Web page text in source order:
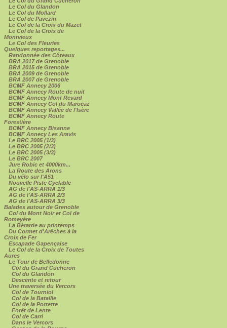
Le Col du Glandon
Le Col du Mollard
Le Col de Pavezin
Le Col de la Croix du Mazet
Le Col de la Croix de
Montvieux
Le Col des Fleuries
Quelques reportages...
Randonnée des Côteaux
BRA 2017 de Grenoble
BRA 2015 de Grenoble
BRA 2009 de Grenoble
BRA 2007 de Grenoble
BCMF Annecy 2006
BCMF Annecy Route de nuit
BCMF Annecy Mont Revard
BCMF Annecy Col du Marocaz
BCMF Annecy Vallée de l'Isère
BCMF Annecy Route
Forestière
BCMF Annecy Bisanne
BCMF Annecy Les Aravis
Le BRC 2005 (1/3)
Le BRC 2005 (2/3)
Le BRC 2005 (3/3)
Le BRC 2007
Jure Robic et 4000km...
La Route des Arons
Du vélo sur l'A51
Nouvelle Piste Cyclable
AG de l'AS-ARRA 1/3
AG de l'AS-ARRA 2/3
AG de l'AS-ARRA 3/3
Balades autour de Grenoble
Col du Mont Noir et Col de
Romeyère
La Bérarde au printemps
Du Cormet d'Arêches à la
Croix de Fer
Escapade Gapençaise
Le Col de la Croix de Toutes
Aures
Le Tour de Belledonne
Col du Grand Cucheron
Col du Glandon
Descente et retour
Une traversée du Vercors
Col de Tourniol
Col de la Bataille
Col de la Portette
Forêt de Lente
Col de Carri
Dans le Vercors